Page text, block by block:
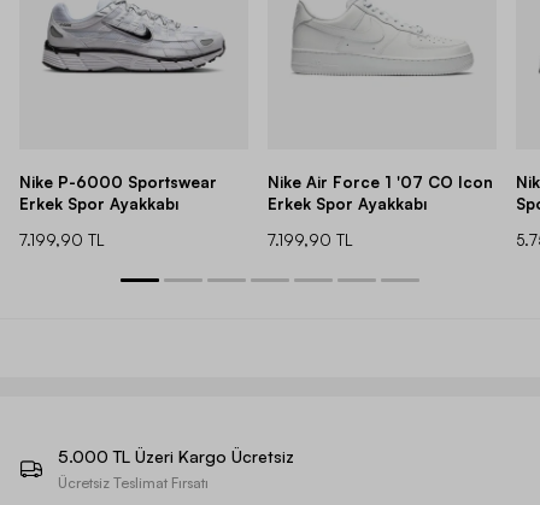
Nike P-6000 Sportswear
Erkek Spor Ayakkabı
7.199,90 TL
Nike Air Force 1 '07 CO Icon
Erkek Spor Ayakkabı
7.199,90 TL
5.000 TL Üzeri Kargo Ücretsiz
Ücretsiz Teslimat Fırsatı